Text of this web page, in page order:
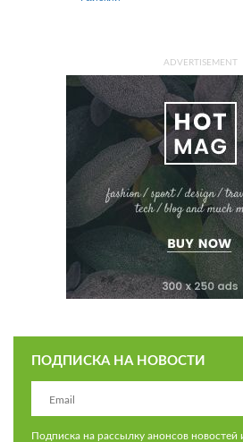
ADVERTISEMENT
ПОДПИСКА НА НОВОСТИ
Подписка на рассылку анонсов новостей